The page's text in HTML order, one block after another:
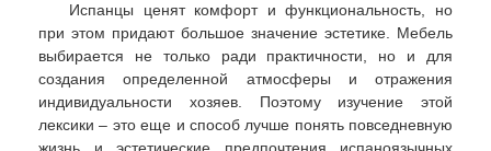
Испанцы ценят комфорт и функциональность, но
при этом придают большое значение эстетике. Мебель
выбирается не только ради практичности, но и для
создания определенной атмосферы и отражения
индивидуальности хозяев. Поэтому изучение этой
лексики – это еще и способ лучше понять повседневную